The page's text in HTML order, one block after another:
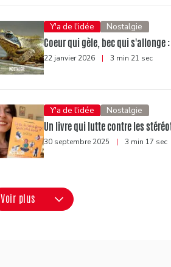
Y'a de l'idée Nostalgie
Coeur qui gèle, bec qui
22 janvier 2026 | 3 min 21 sec
Y'a de l'idée Nostalgie
Un livre qui lutte contre les
30 septembre 2025 | 3 min 17 sec
Voir plus